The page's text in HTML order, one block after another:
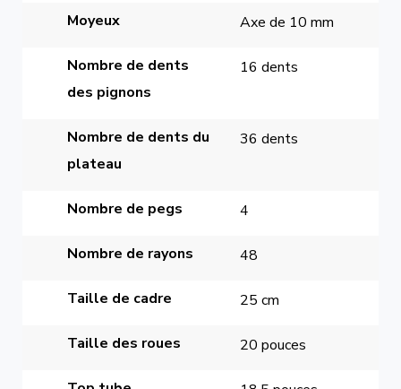
Moyeux Axe de 10 mm
Nombre de dents
des pignons
16 dents
Nombre de dents du
plateau
36 dents
Nombre de pegs 4
Nombre de rayons 48
Taille de cadre 25 cm
Taille des roues 20 pouces